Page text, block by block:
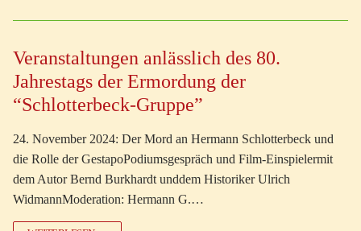
Veranstaltungen anlässlich des 80.
Jahrestags der Ermordung der
“Schlotterbeck-Gruppe”
24. November 2024: Der Mord an Hermann Schlotterbeck und
die Rolle der GestapoPodiumsgespräch und Film-Einspielermit
dem Autor Bernd Burkhardt unddem Historiker Ulrich
WidmannModeration: Hermann G.…